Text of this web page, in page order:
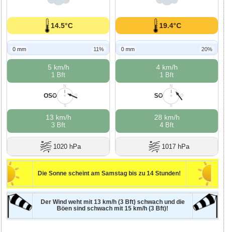
14.5°C
0 mm 11%
5 km/h
1 Bft
N
O
S
W
OSO
13 km/h
3 Bft
1020 hPa
19.4°C
0 mm 20%
4 km/h
1 Bft
N
O
S
W
SO
28 km/h
4 Bft
1017 hPa
Die Sonne scheint am Samstag bis zu 14 Stunden!
Der Wind weht mit 13 km/h (3 Bft) schwach und die
Böen sind schwach mit 15 km/h (3 Bft)!